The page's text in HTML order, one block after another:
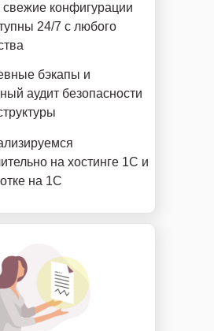
конфигурации
24/7 с любого
бэкапы и
аудит безопасности
на хостинге 1С и
на 1С